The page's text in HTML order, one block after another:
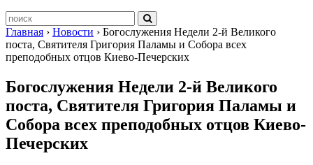
Главная › Новости › Богослужения Недели 2-й Великого
поста, Святителя Григория Паламы и Собора всех
преподобных отцов Киево-Печерских
Богослужения Недели 2-й Великого
поста, Святителя Григория Паламы и
Собора всех преподобных отцов Киево-
Печерских